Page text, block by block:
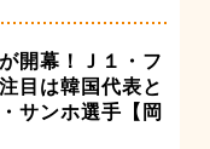
開幕！Ｊ１・フ
目は韓国代表と
サンホ選手【岡